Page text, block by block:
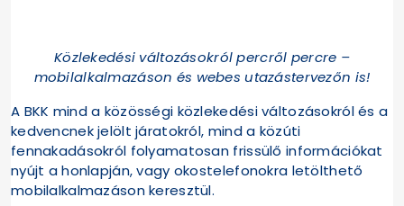
Közlekedési változásokról percről percre –
mobilalkalmazáson és webes utazástervezőn is!
A BKK mind a közösségi közlekedési változásokról és a
kedvencnek jelölt járatokról, mind a közúti
fennakadásokról folyamatosan frissülő információkat
nyújt a honlapján, vagy okostelefonokra letölthető
mobilalkalmazáson keresztül.